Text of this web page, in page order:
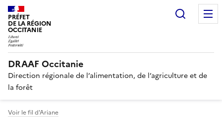
PRÉFET
DE LA RÉGION
OCCITANIE
DRAAF Occitanie
Direction régionale de l’alimentation, de l’agriculture et de
la forêt
Voir le fil d'Ariane